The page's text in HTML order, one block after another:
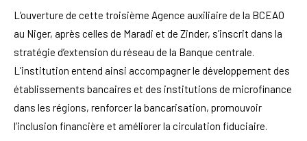
L’ouverture de cette troisième Agence auxiliaire de la BCEAO
au Niger, après celles de Maradi et de Zinder, s’inscrit dans la
stratégie d’extension du réseau de la Banque centrale.
L’institution entend ainsi accompagner le développement des
établissements bancaires et des institutions de microfinance
dans les régions, renforcer la bancarisation, promouvoir
l’inclusion financière et améliorer la circulation fiduciaire.